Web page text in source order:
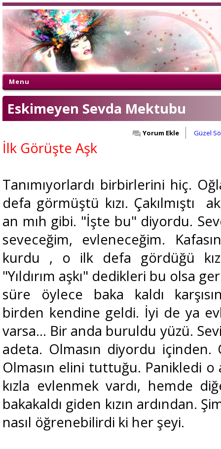
Menu
Eskimeyen Sevda Mektubu
Güzel
Yorum Ekle
İlk Görüşte Aşk
Tanımıyorlardı birbirlerini hiç.
defa görmüştü kızı. Çakılmıştı
an mıh gibi. "İşte bu" diyordu.
seveceğim, evleneceğim.
kurdu , o ilk defa gördüğü
"Yıldırım aşkı" dedikleri bu olsa
süre öylece baka kaldı
birden kendine geldi. İyi de ya
varsa... Bir anda buruldu yüzü.
adeta. Olmasın diyordu içinden.
Olmasın elini tuttuğu. Panikledi o
kızla evlenmek vardı, hemde
bakakaldı giden kızın ardından.
nasıl öğrenebilirdi ki her şeyi.